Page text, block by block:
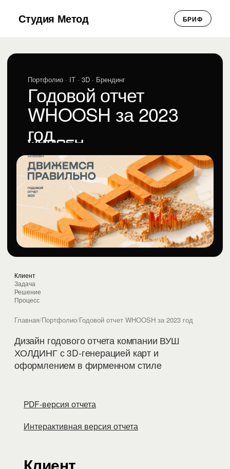
Студия Метод БРИФ
Портфолио · IT · 3D · Брендинг
Годовой отчет
WHOOSH за 2023
год
Клиент
Задача
Решение
Процесс
Главная/Портфолио/Годовой отчет WHOOSH за 2023 год
Дизайн годового отчета компании ВУШ
ХОЛДИНГ с 3D-генерацией карт и
оформлением в фирменном стиле
PDF-версия отчета
Интерактивная версия отчета